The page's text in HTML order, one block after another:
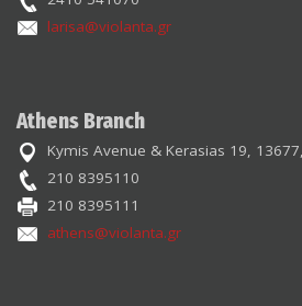
larisa@violanta.gr
Athens Branch
Kymis Avenue & Kerasias 19,
210 8395110
210 8395111
athens@violanta.gr